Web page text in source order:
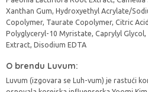
Xanthan Gum, Hydroxyethyl Acrylate/
Copolymer, Taurate Copolymer, Citric
Polyglyceryl-10 Myristate, Caprylyl
Extract, Disodium EDTA
O brendu Luvum:
Luvum (izgovara se Luh-vum) je rastući